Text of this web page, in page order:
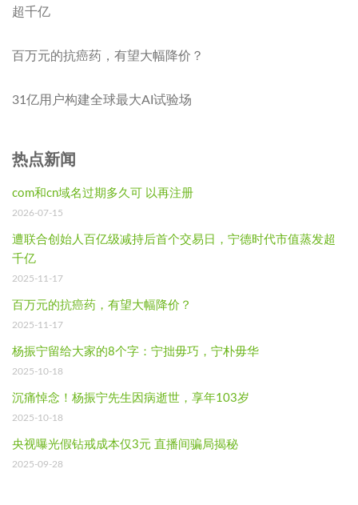
超千亿
百万元的抗癌药，有望大幅降价？
31亿用户构建全球最大AI试验场
热点新闻
com和cn域名过期多久可 以再注册
2026-07-15
遭联合创始人百亿级减持后首个交易日，宁德时代市值蒸发超
千亿
2025-11-17
百万元的抗癌药，有望大幅降价？
2025-11-17
杨振宁留给大家的8个字：宁拙毋巧，宁朴毋华
2025-10-18
沉痛悼念！杨振宁先生因病逝世，享年103岁
2025-10-18
央视曝光假钻戒成本仅3元 直播间骗局揭秘
2025-09-28